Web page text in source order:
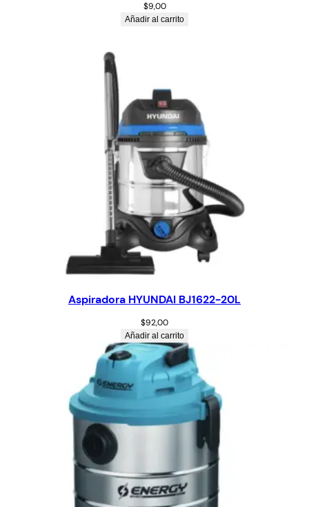
$9,00
Añadir al carrito
Aspiradora HYUNDAI BJ1622-20L
$92,00
Añadir al carrito